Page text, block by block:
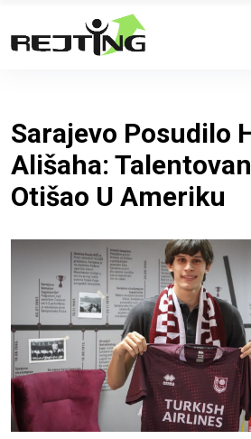
Sarajevo Posudilo
Ališaha:
Otišao U Ameriku